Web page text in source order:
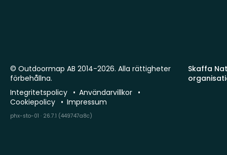
Skaffa
© Outdoormap AB 2014-2026. Alla rättigheter
förbehållna.
Integritetspolicy
Användarvillkor
Cookiepolicy
Impressum
phx-sto-01 · 26.7.1 (449747a8c)